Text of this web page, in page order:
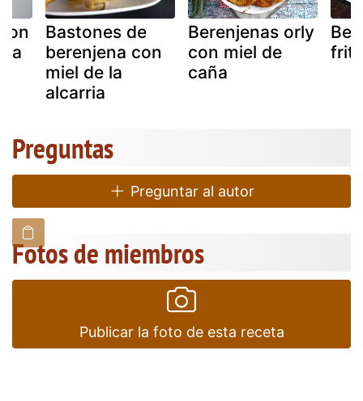
Bastones de
berenjena con
miel de la
alcarria
Berenjenas orly
con miel de
caña
Preguntas
Preguntar al autor
Fotos de miembros
Publicar la foto de esta receta